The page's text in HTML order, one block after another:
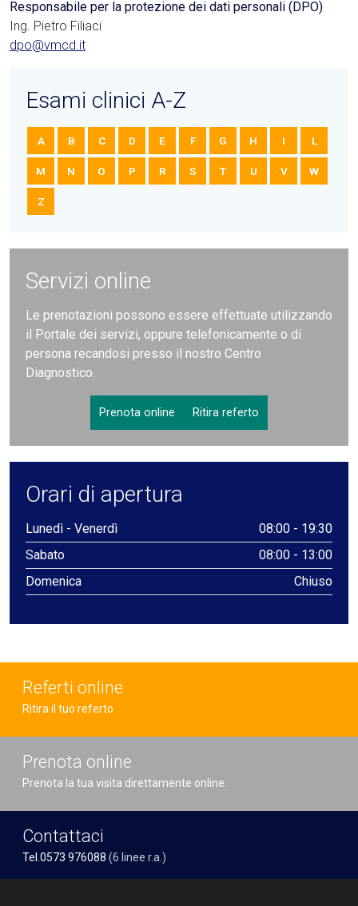
Responsabile per la protezione dei dati personali (DPO)
Ing. Pietro Filiaci
dpo@vmcd.it
Esami clinici A-Z
A B C D E F G H I L
M N O P R S T U V W
Z
Servizi online
Le prenotazioni possono essere effettuate utilizzando
il Portale dei servizi, oppure telefonicamente o di
persona recandosi presso il nostro Centro
Diagnostico.
Prenota online Ritira referto
Orari di apertura
Lunedì - Venerdì
08:00 - 19:30
Sabato
08:00 - 13:00
Domenica
Chiuso
Referti online
Ritira il tuo referto
Prenota online
Prenota la tua visita direttamente online.
Contattaci
Tel.0573 976088 (6 linee r.a.)